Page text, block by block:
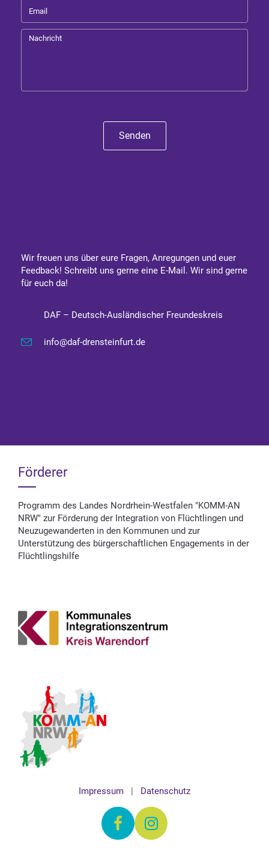
Senden
Wir freuen uns über eure Fragen, Anregungen und euer
Feedback! Schreibt uns gerne eine E-Mail. Wir sind gerne
für euch da!
DAF – Deutsch-Ausländischer Freundeskreis
info@daf-drensteinfurt.de
Förderer
Programm des Landes Nordrhein-Westfalen "KOMM-AN
NRW" zur Förderung der Integration von Flüchtlingen und
Neuzugewanderten in den Kommunen und zur
Unterstützung des bürgerschaftlichen Engagements in der
Flüchtlingshilfe
Impressum | Datenschutz